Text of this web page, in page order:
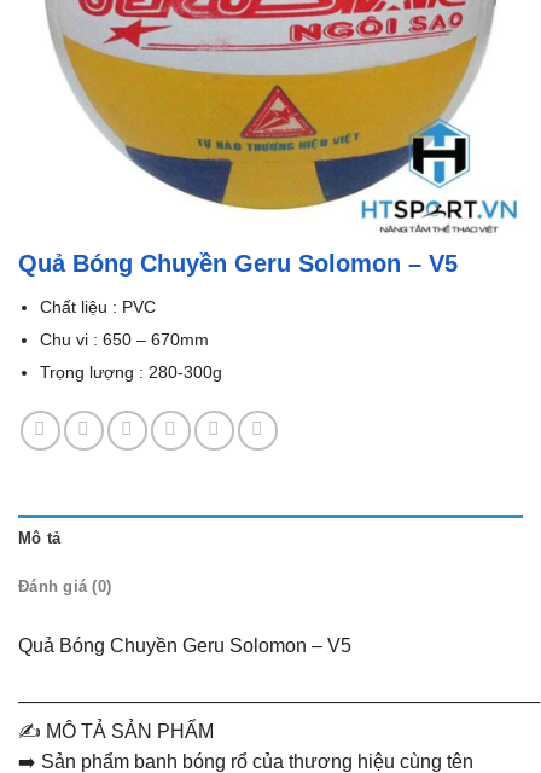
Quả Bóng Chuyền Geru Solomon – V5
Chất liệu : PVC
Chu vi : 650 – 670mm
Trọng lượng : 280-300g
Mô tả
Đánh giá (0)
Quả Bóng Chuyền Geru Solomon – V5
✍️ MÔ TẢ SẢN PHẨM
➡️ Sản phẩm banh bóng rổ của thương hiệu cùng tên